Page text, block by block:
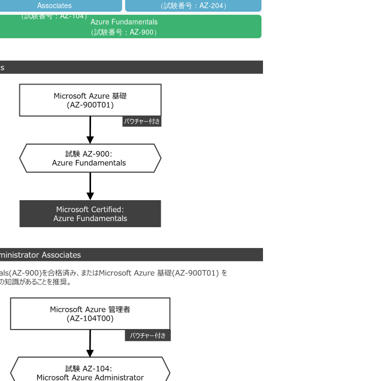
Associates
（試験番号：AZ-104）
（試験番号：AZ-204）
Azure Fundamentals
（試験番号：AZ-900）